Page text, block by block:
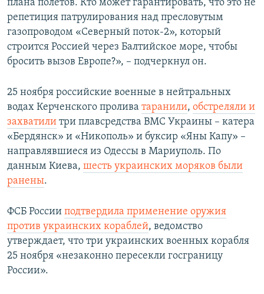
плана полетов. Кто может гарантировать, что это не
репетиция патрулирования над пресловутым
газопроводом «Северный поток-2», который
строится Россией через Балтийское море, чтобы
бросить вызов Европе?», – подчеркнул он.
25 ноября российские военные в нейтральных
водах Керченского пролива таранили, обстреляли и
захватили три плавсредства ВМС Украины – катера
«Бердянск» и «Никополь» и буксир «Яны Капу» –
направлявшиеся из Одессы в Мариуполь. По
данным Киева, шесть украинских моряков были
ранены.
ФСБ России подтвердила применение оружия
против украинских кораблей, ведомство
утверждает, что три украинских военных корабля
25 ноября «незаконно пересекли госграницу
России».